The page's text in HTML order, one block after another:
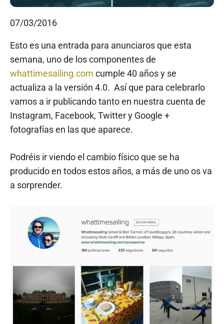
07/03/2016
Esto es una entrada para anunciaros que esta
semana, uno de los componentes de
whattimesailing.com cumple 40 años y se
actualiza a la versión 4.0. Así que para celebrarlo
vamos a ir publicando tanto en nuestra cuenta de
Instagram, Facebook, Twitter y Google +
fotografías en las que aparece.
Podréis ir viendo el cambio físico que se ha
producido en todos estos años, a más de uno os va
a sorprender.